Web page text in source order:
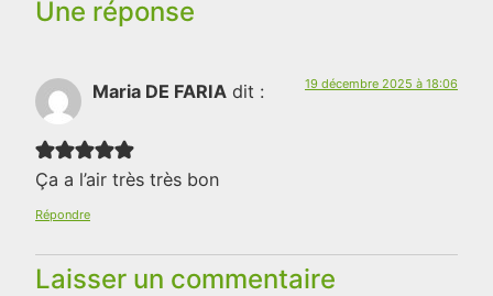
Une réponse
Maria DE FARIA dit : 19 décembre 2025 à 18:06
Ça a l’air très très bon
Répondre
Laisser un commentaire